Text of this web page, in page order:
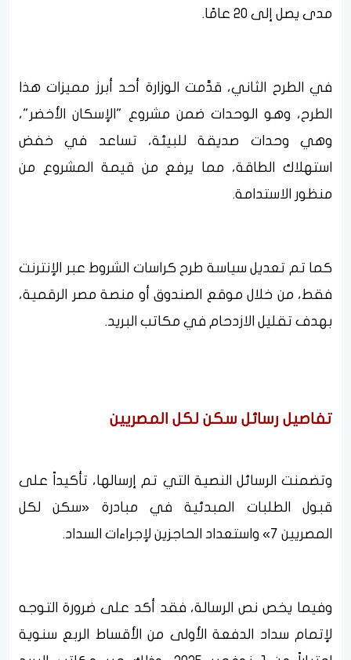
مدى يصل إلى 20 عامًا.
في الطرح الثاني، قدَّمت الوزارة أحد أبرز مميزات هذا
الطرح، وهو الوحدات ضمن مشروع "الإسكان الأخضر"،
وهي وحدات صديقة للبيئة، تساعد في خفض
استهلاك الطاقة، مما يرفع من قيمة المشروع من
منظور الاستدامة.
كما تم تعديل سياسة طرح كراسات الشروط عبر الإنترنت
فقط، من خلال موقع الصندوق أو منصة مصر الرقمية،
بهدف تقليل الازدحام في مكاتب البريد.
تفاصيل رسائل سكن لكل المصريين
وتضمنت الرسائل النصية التي تم إرسالها، تأكيداً على
قبول الطلبات المبدئية في مبادرة «سكن لكل
المصريين 7» واستعداد الحاجزين لإجراءات السداد.
وفيما يخص نص الرسالة، فقد أكد على ضرورة التوجه
لإتمام سداد الدفعة الأولى من الأقساط الربع سنوية